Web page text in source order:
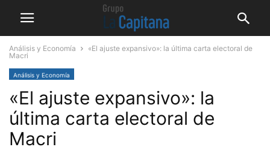
Análisis y Economía
«El ajuste expansivo»: la última carta electoral de
Macri
Análisis y Economía
«El ajuste expansivo»: la
última carta electoral de
Macri